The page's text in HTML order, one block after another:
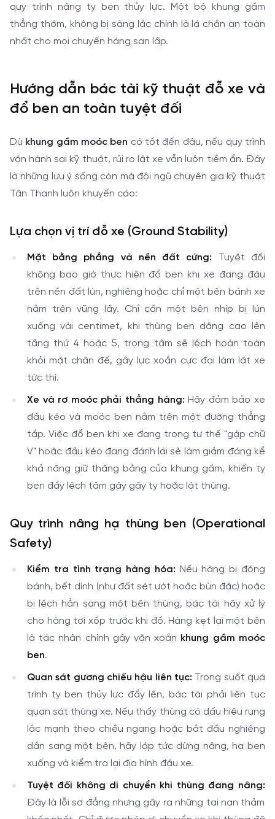
quy trình nâng ty ben thủy lực. Một bộ khung gầm
thẳng thớm, không bị sàng lắc chính là lá chắn an toàn
nhất cho mọi chuyến hàng san lấp.
Hướng dẫn bác tài kỹ thuật đỗ xe và
đổ ben an toàn tuyệt đối
Dù khung gầm moóc ben có tốt đến đâu, nếu quy trình
vận hành sai kỹ thuật, rủi ro lật xe vẫn luôn tiềm ẩn. Đây
là những lưu ý sống còn mà đội ngũ chuyên gia kỹ thuật
Tân Thanh luôn khuyến cáo:
Lựa chọn vị trí đỗ xe (Ground Stability)
Mặt bằng phẳng và nền đất cứng: Tuyệt đối
không bao giờ thực hiện đổ ben khi xe đang đậu
trên nền đất lún, nghiêng hoặc chỉ một bên bánh xe
nằm trên vũng lầy. Chỉ cần một bên nhíp bị lún
xuống vài centimet, khi thùng ben dâng cao lên
tầng thứ 4 hoặc 5, trọng tâm sẽ lệch hoàn toàn
khỏi mặt chân đế, gây lực xoắn cực đại làm lật xe
tức thì.
Xe và rơ moóc phải thẳng hàng:Hãy đảm bảo xe
đầu kéo và moóc ben nằm trên một đường thẳng
tắp. Việc đổ ben khi xe đang trong tư thế "gập chữ
V" hoặc đầu kéo đang đánh lái sẽ làm giảm đáng kể
khả năng giữ thăng bằng của khung gầm, khiến ty
ben đẩy lệch tâm gây gãy ty hoặc lật thùng.
Quy trình nâng hạ thùng ben (Operational
Safety)
Kiểm tra tình trạng hàng hóa:Nếu hàng bị đóng
bánh, bết dính (như đất sét ướt hoặc bùn đặc) hoặc
bị lệch hẳn sang một bên thùng, bác tài hãy xử lý
cho hàng tơi xốp trước khi đổ. Hàng kẹt lại một bên
là tác nhân chính gây vặn xoắn khung gầm moóc
ben.
Quan sát gương chiếu hậu liên tục:Trong suốt quá
trình ty ben thủy lực đẩy lên, bác tài phải liên tục
quan sát thùng xe. Nếu thấy thùng có dấu hiệu rung
lắc mạnh theo chiều ngang hoặc bắt đầu nghiêng
dần sang một bên, hãy lập tức dừng nâng, hạ ben
xuống và kiểm tra lại địa hình đậu xe.
Tuyệt đối không di chuyển khi thùng đang nâng:
Đây là lỗi sơ đẳng nhưng gây ra những tai nạn thảm